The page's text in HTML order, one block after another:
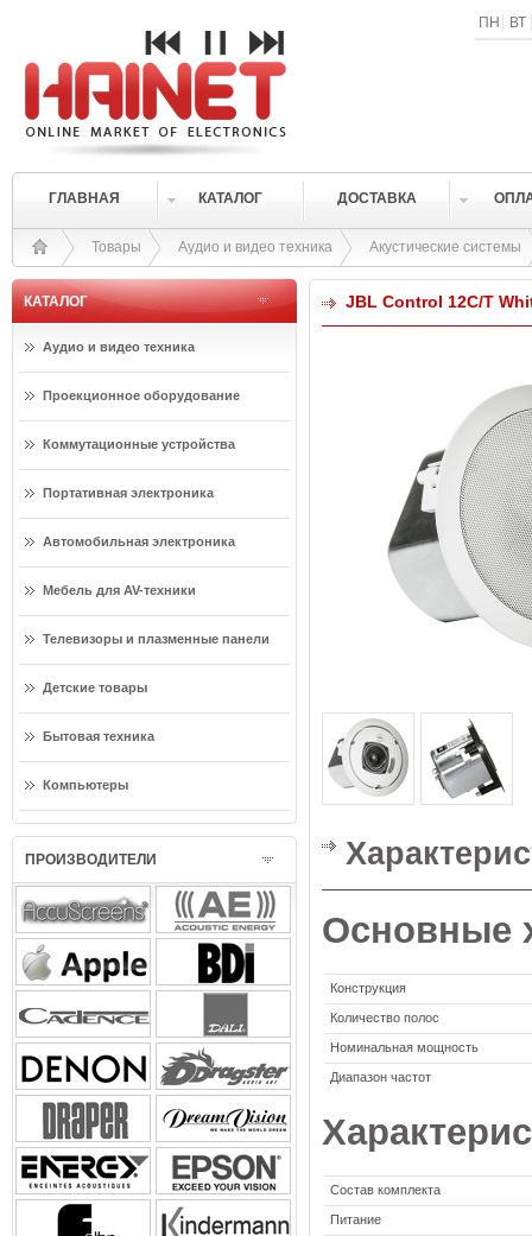
ПН ВТ
ГЛАВНАЯ КАТАЛОГ ДОСТАВКА
Товары Аудио и видео техника Акустические системы
КАТАЛОГ
Аудио и видео техника
Проекционное оборудование
Коммутационные устройства
Портативная электроника
Автомобильная электроника
Мебель для AV-техники
Телевизоры и плазменные панели
Детские товары
Бытовая техника
Компьютеры
ПРОИЗВОДИТЕЛИ
JBL Control 12C/T
Основные
Конструкция
Количество полос
Номинальная мощность
Диапазон частот
Состав комплекта
Питание